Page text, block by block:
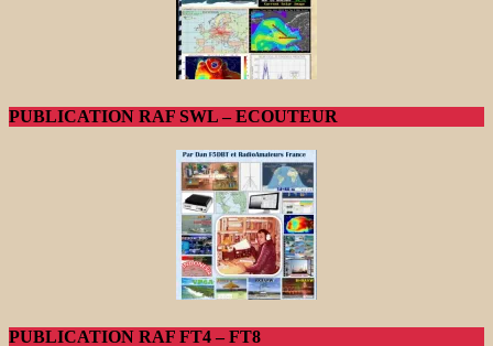
PUBLICATION RAF SWL – ECOUTEUR
PUBLICATION RAF FT4 – FT8